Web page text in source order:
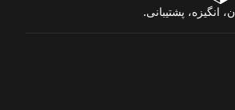
انگیزه، پشتیبانی.